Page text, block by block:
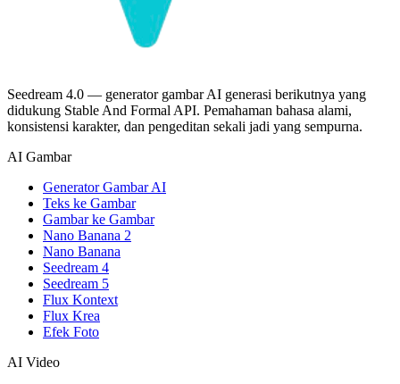
Seedream 4.0 — generator gambar AI generasi berikutnya yang
didukung Stable And Formal API. Pemahaman bahasa alami,
konsistensi karakter, dan pengeditan sekali jadi yang sempurna.
AI Gambar
Generator Gambar AI
Teks ke Gambar
Gambar ke Gambar
Nano Banana 2
Nano Banana
Seedream 4
Seedream 5
Flux Kontext
Flux Krea
Efek Foto
AI Video